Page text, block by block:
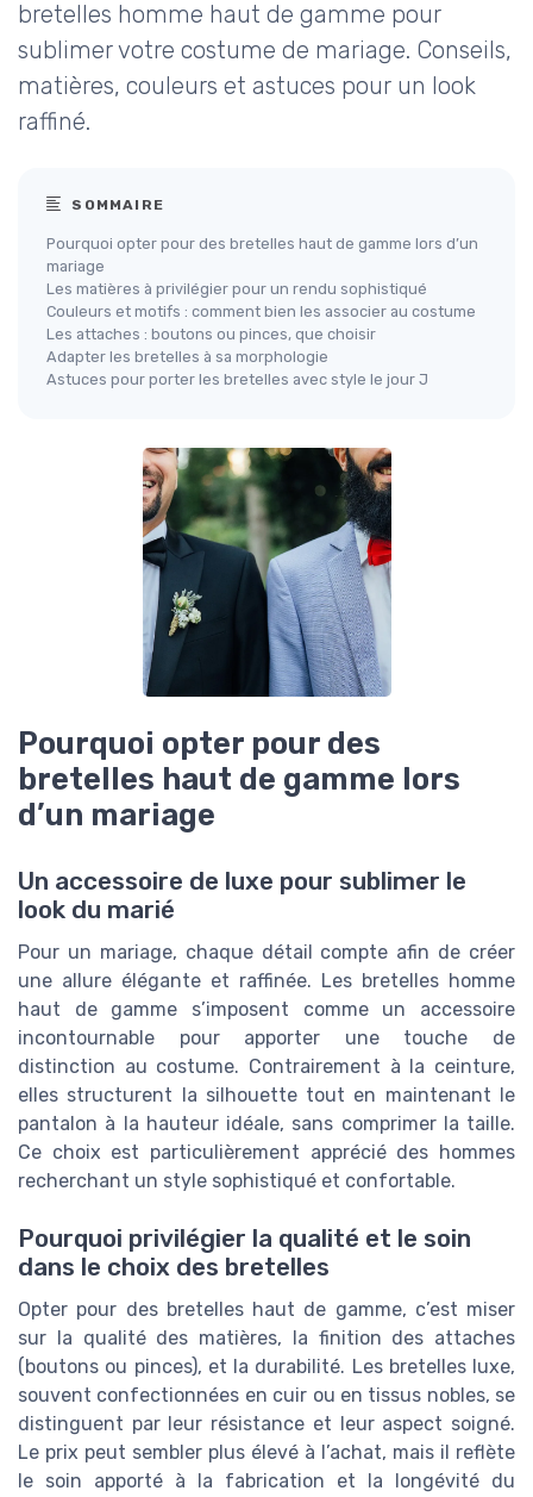
bretelles homme haut de gamme pour
sublimer votre costume de mariage. Conseils,
matières, couleurs et astuces pour un look
raffiné.
SOMMAIRE
Pourquoi opter pour des bretelles haut de gamme lors d’un
mariage
Les matières à privilégier pour un rendu sophistiqué
Couleurs et motifs : comment bien les associer au costume
Les attaches : boutons ou pinces, que choisir
Adapter les bretelles à sa morphologie
Astuces pour porter les bretelles avec style le jour J
Pourquoi opter pour des
bretelles haut de gamme lors
d’un mariage
Un accessoire de luxe pour sublimer le
look du marié
Pour un mariage, chaque détail compte afin de créer
une allure élégante et raffinée. Les bretelles homme
haut de gamme s’imposent comme un accessoire
incontournable pour apporter une touche de
distinction au costume. Contrairement à la ceinture,
elles structurent la silhouette tout en maintenant le
pantalon à la hauteur idéale, sans comprimer la taille.
Ce choix est particulièrement apprécié des hommes
recherchant un style sophistiqué et confortable.
Pourquoi privilégier la qualité et le soin
dans le choix des bretelles
Opter pour des bretelles haut de gamme, c’est miser
sur la qualité des matières, la finition des attaches
(boutons ou pinces), et la durabilité. Les bretelles luxe,
souvent confectionnées en cuir ou en tissus nobles, se
distinguent par leur résistance et leur aspect soigné.
Le prix peut sembler plus élevé à l’achat, mais il reflète
le soin apporté à la fabrication et la longévité du